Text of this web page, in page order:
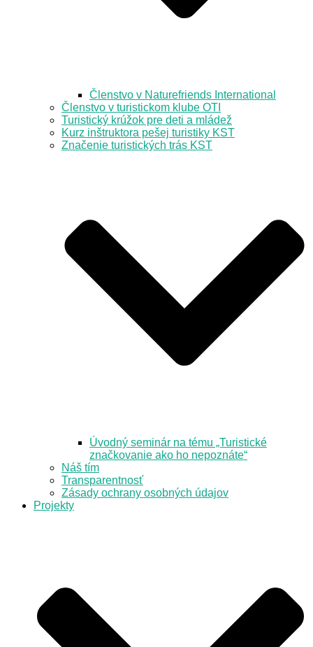
Členstvo v Naturefriends International
Členstvo v turistickom klube OTI
Turistický krúžok pre deti a mládež
Kurz inštruktora pešej turistiky KST
Značenie turistických trás KST
Úvodný seminár na tému „Turistické
značkovanie ako ho nepoznáte“
Náš tím
Transparentnosť
Zásady ochrany osobných údajov
Projekty